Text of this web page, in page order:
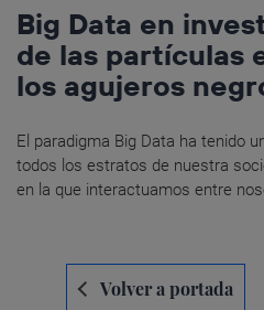
Big Data en
de las partículas
los agujeros
El paradigma Big Data ha tenido
todos los estratos de nuestra
en la que interactuamos entre
NavegaciónVolver a portada